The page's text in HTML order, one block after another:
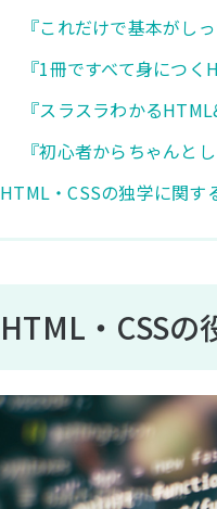
『これだけで基本がし
『1冊ですべて身につ
『スラスラわかる
『初心者からちゃんと
HTML・CSSの独学に関す
HTML・CSSの